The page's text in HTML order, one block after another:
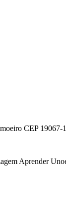
CEP 19067-
Aprender